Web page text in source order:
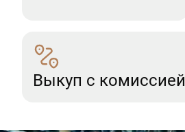
Выкуп с комиссией